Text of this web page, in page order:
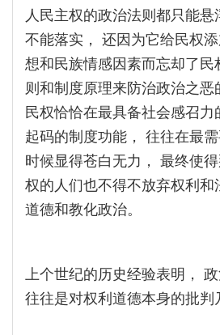
人民主权的政治法则都只能
不能落实， 还因为它给民权
想和民族情感因素而忘却了民
则和制度原理来防治政治之
民权恰恰在最具备社会感召力
起码的制度功能， 往往在最
时候显得苍白无力， 最终使
权的人们也不得不放弃权利和
道德和教化政治。
上个世纪的历史经验表明，
往往是对权利道德本身的批判